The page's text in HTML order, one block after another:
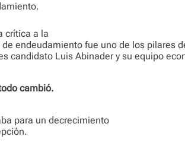
crítica a la
endeudamiento fue uno de los pilares
candidato Luis Abinader y su equipo
cambió.
para un decrecimiento